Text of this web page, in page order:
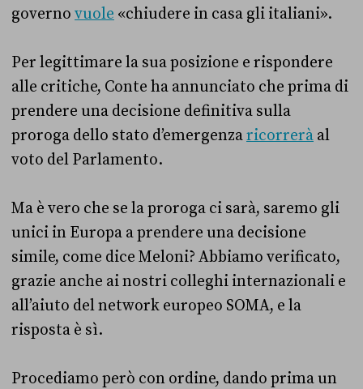
governo vuole «chiudere in casa gli italiani».
Per legittimare la sua posizione e rispondere
alle critiche, Conte ha annunciato che prima di
prendere una decisione definitiva sulla
proroga dello stato d’emergenzaricorrerà al
voto del Parlamento.
Ma è vero che se la proroga ci sarà, saremo gli
unici in Europa a prendere una decisione
simile, come dice Meloni? Abbiamo verificato,
grazie anche ai nostri colleghi internazionali e
all’aiuto del network europeo SOMA, e la
risposta è sì.
Procediamo però con ordine, dando prima un